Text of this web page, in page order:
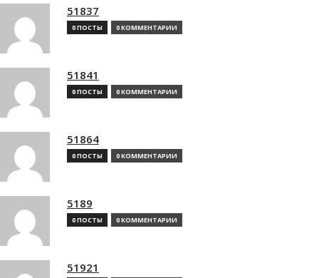
51837
0 ПОСТЫ 0 КОММЕНТАРИИ
51841
0 ПОСТЫ 0 КОММЕНТАРИИ
51864
0 ПОСТЫ 0 КОММЕНТАРИИ
5189
0 ПОСТЫ 0 КОММЕНТАРИИ
51921